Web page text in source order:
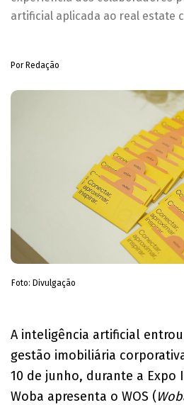
artificial aplicada ao real estate
Por Redação
Foto: Divulgação
A inteligência artificial
gestão imobiliária
10 de junho, durante a Expo
Woba apresenta o WOS (